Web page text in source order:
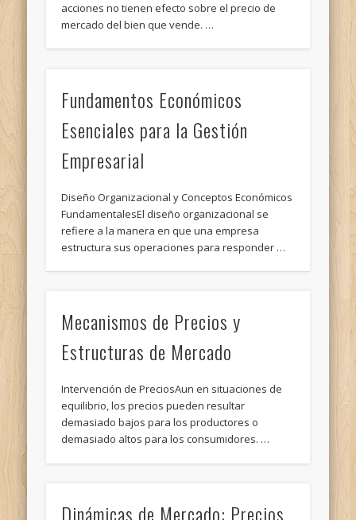
acciones no tienen efecto sobre el precio de
mercado del bien que vende. …
Fundamentos Económicos
Esenciales para la Gestión
Empresarial
Diseño Organizacional y Conceptos Económicos
FundamentalesEl diseño organizacional se
refiere a la manera en que una empresa
estructura sus operaciones para responder …
Mecanismos de Precios y
Estructuras de Mercado
Intervención de PreciosAun en situaciones de
equilibrio, los precios pueden resultar
demasiado bajos para los productores o
demasiado altos para los consumidores. …
Dinámicas de Mercado: Precios,